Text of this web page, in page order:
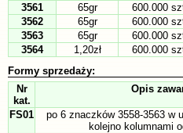
3561
65gr 600.000
3562
65gr 600.000
3563
65gr 600.000
3564
1,20zł 600.000
Formy sprzedaży:
Nr
kat.
Opis
FS01
po 6 znaczków 3558-3563 w
kolejno kolumnami